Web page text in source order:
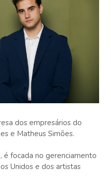
dos empresários do
e Matheus Simões.
é focada no gerenciamento
Unidos e dos artistas